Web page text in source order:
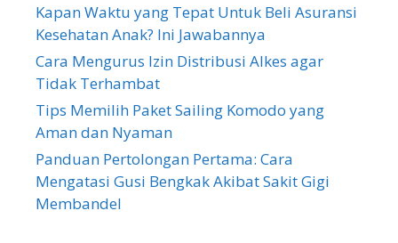
Kapan Waktu yang Tepat Untuk Beli Asuransi
Kesehatan Anak? Ini Jawabannya
Cara Mengurus Izin Distribusi Alkes agar
Tidak Terhambat
Tips Memilih Paket Sailing Komodo yang
Aman dan Nyaman
Panduan Pertolongan Pertama: Cara
Mengatasi Gusi Bengkak Akibat Sakit Gigi
Membandel